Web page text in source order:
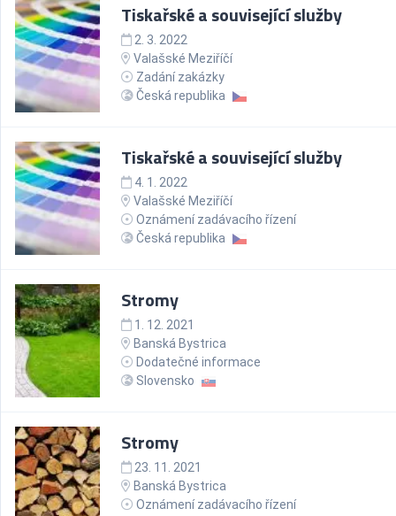
Tiskařské a související služby
2. 3. 2022
Valašské Meziříčí
Zadání zakázky
Česká republika
Tiskařské a související služby
4. 1. 2022
Valašské Meziříčí
Oznámení zadávacího řízení
Česká republika
Stromy
1. 12. 2021
Banská Bystrica
Dodatečné informace
Slovensko
Stromy
23. 11. 2021
Banská Bystrica
Oznámení zadávacího řízení